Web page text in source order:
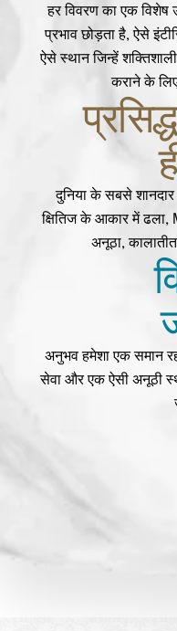
हर विवरण का एक विशेष
प्रभाव छोड़ता है, ऐसे
ऐसे स्थान जिन्हें
कराने के
दुनिया के सबसे
क्षितिज के आकार में
अनूठा,
अनुभव हमेशा एक समान
सेवा और एक ऐसी अनूठी